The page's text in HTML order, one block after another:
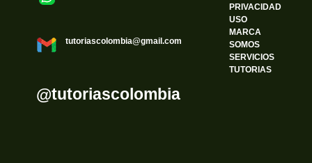
tutoriascolombia@gmail.com
@tutoriascolombia
PRIVACIDAD
USO
MARCA
SOMOS
SERVICIOS
TUTORIAS